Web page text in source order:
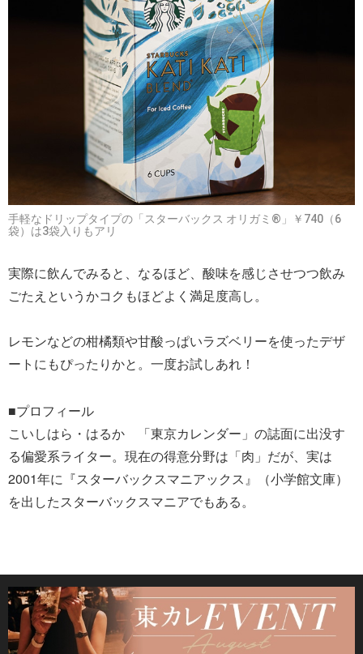
手軽なドリップタイプの「スターバックス オリガミ®」￥740（6
袋）は3袋入りもアリ
実際に飲んでみると、なるほど、酸味を感じさせつつ飲み
ごたえというかコクもほどよく満足度高し。
レモンなどの柑橘類や甘酸っぱいラズベリーを使ったデザ
ートにもぴったりかと。一度お試しあれ！
■プロフィール
こいしはら・はるか 「東京カレンダー」の誌面に出没す
る偏愛系ライター。現在の得意分野は「肉」だが、実は
2001年に『スターバックスマニアックス』（小学館文庫）
を出したスターバックスマニアでもある。